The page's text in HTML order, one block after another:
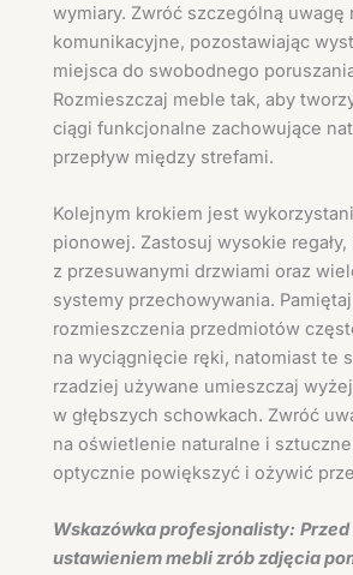
wymiary. Zwróć szczególną uwagę
komunikacyjne, pozostawiając
miejsca do swobodnego
Rozmieszczaj meble tak, aby
ciągi funkcjonalne zachowujące
przepływ między strefami.
Kolejnym krokiem jest
pionowej. Zastosuj wysokie regały,
z przesuwanymi drzwiami oraz
systemy przechowywania.
rozmieszczenia przedmiotów
na wyciągnięcie ręki, natomiast te
rzadziej używane umieszczaj
w głębszych schowkach. Zwróć
na oświetlenie naturalne i
optycznie powiększyć i ożywić
Wskazówka profesjonalisty:
ustawieniem mebli zrób zdjęcia